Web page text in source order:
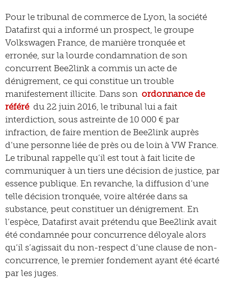
Pour le tribunal de commerce de Lyon, la société
Datafirst qui a informé un prospect, le groupe
Volkswagen France, de manière tronquée et
erronée, sur la lourde condamnation de son
concurrent Bee2link a commis un acte de
dénigrement, ce qui constitue un trouble
manifestement illicite. Dans son ordonnance de
référé du 22 juin 2016, le tribunal lui a fait
interdiction, sous astreinte de 10 000 € par
infraction, de faire mention de Bee2link auprès
d’une personne liée de près ou de loin à VW France.
Le tribunal rappelle qu’il est tout à fait licite de
communiquer à un tiers une décision de justice, par
essence publique. En revanche, la diffusion d’une
telle décision tronquée, voire altérée dans sa
substance, peut constituer un dénigrement. En
l’espèce, Datafirst avait prétendu que Bee2link avait
été condamnée pour concurrence déloyale alors
qu’il s’agissait du non-respect d’une clause de non-
concurrence, le premier fondement ayant été écarté
par les juges.